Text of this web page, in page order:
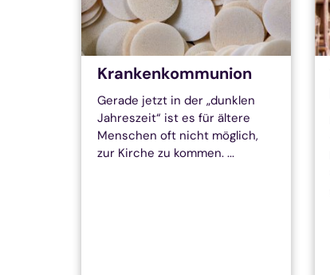
Krankenkommunion
Gerade jetzt in der „dunklen
Jahreszeit“ ist es für ältere
Menschen oft nicht möglich,
zur Kirche zu kommen. ...